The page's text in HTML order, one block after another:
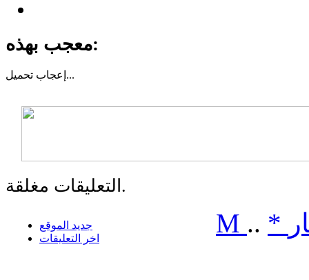
معجب بهذه:
إعجاب تحميل...
التعليقات مغلقة.
جديد الموقع
اخر التعليقات
M .. *